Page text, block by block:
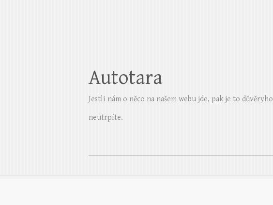
Autotara
Jestli nám o něco na našem webu jde, pak je to
neutrpíte.